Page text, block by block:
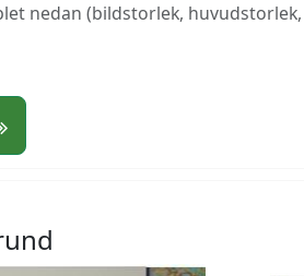
nedan (bildstorlek,